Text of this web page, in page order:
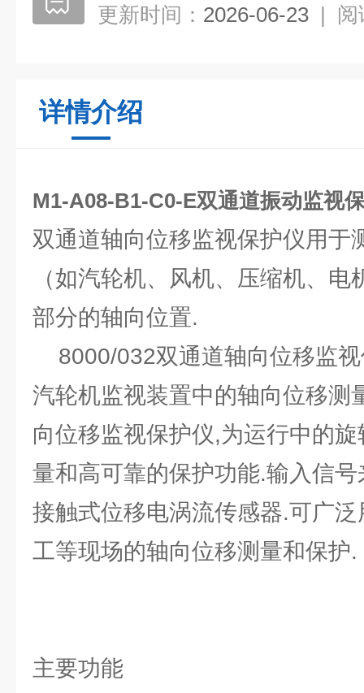
更新时间： 2026-06-23 | 阅
详情介绍
M1-A08-B1-C0-E双通道振动监视
双通道轴向位移监视保护仪用于
（如汽轮机、风机、压缩机、
部分的轴向位置.
8000/032双通道轴向位移监
汽轮机监视装置中的轴向位移测
向位移监视保护仪,为运行中的
量和高可靠的保护功能.输入信
接触式位移电涡流传感器.可广
工等现场的轴向位移测量和保护.
主要功能